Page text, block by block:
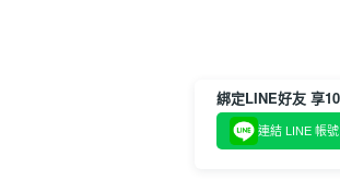
連結 LINE 帳號